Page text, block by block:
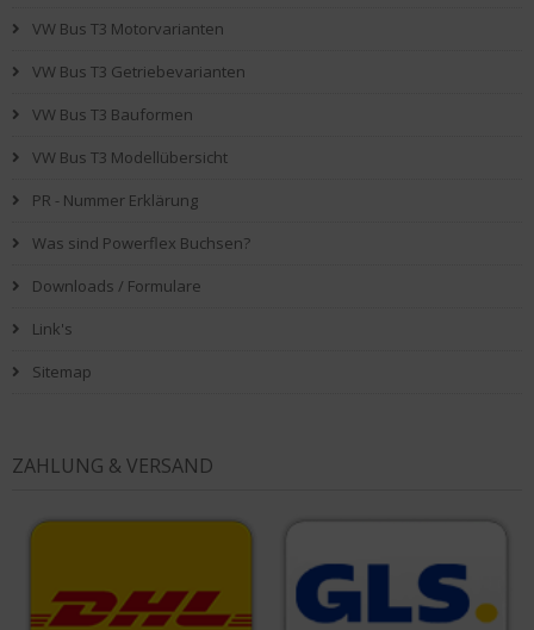
VW Bus T3 Motorvarianten
VW Bus T3 Getriebevarianten
VW Bus T3 Bauformen
VW Bus T3 Modellübersicht
PR - Nummer Erklärung
Was sind Powerflex Buchsen?
Downloads / Formulare
Link's
Sitemap
ZAHLUNG & VERSAND